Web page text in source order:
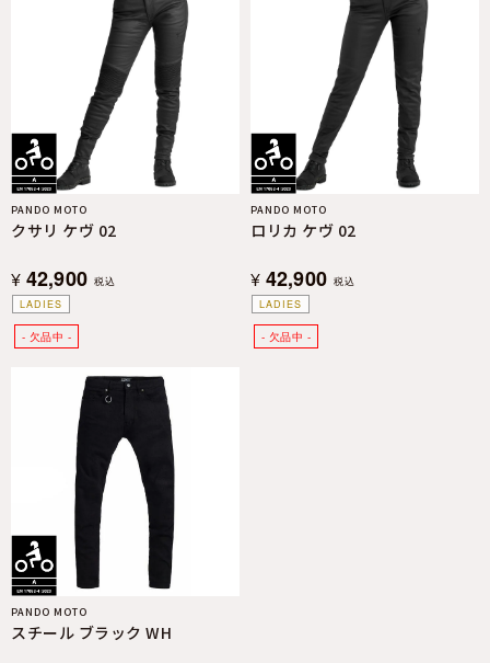
LADIES
PANDO MOTO
クサリ ケヴ 02
¥ 42,900 税込
LADIES
PANDO MOTO
ロリカ ケヴ 02
¥ 42,900 税込
PANDO MOTO
スチール ブラック WH